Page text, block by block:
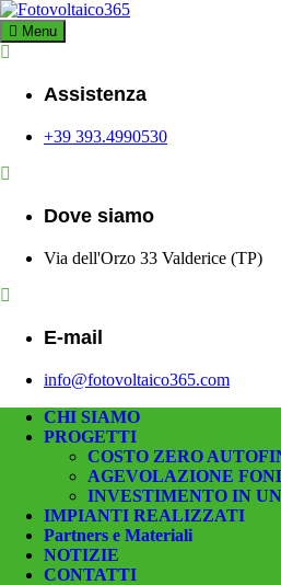
Skip
to
content
Impianto a Costo Zero Autofinanziato
Menu
Assistenza
+39 393.4990530
Dove siamo
Via dell'Orzo 33 Valderice (TP)
E-mail
info@fotovoltaico365.com
CHI SIAMO
PROGETTI
COSTO ZERO
AGEVOLAZIONE
INVESTIMENTO IN
IMPIANTI REALIZZATI
Partners e Materiali
NOTIZIE
CONTATTI